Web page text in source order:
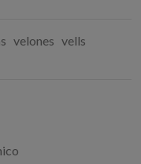
velones vells